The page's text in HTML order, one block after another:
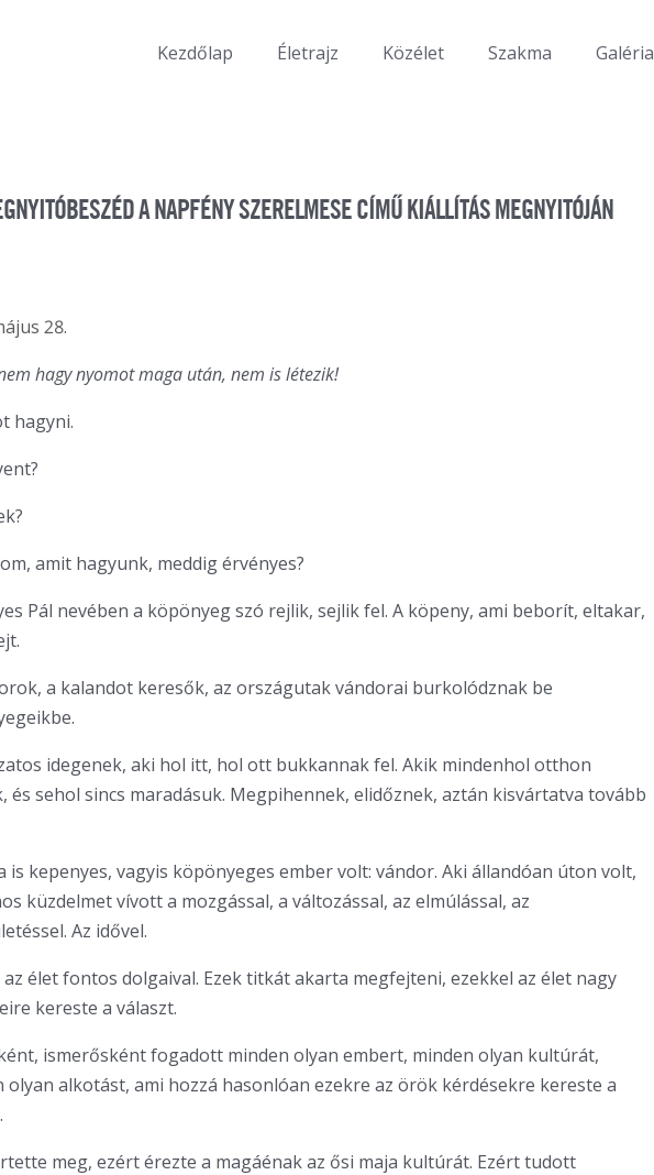
Kezdőlap Életrajz Közélet Szakma Galéria
A NAPFÉNY SZERELMESE CÍMŰ KIÁLLÍTÁS MEGNYITÓJÁN
28.
hagy nyomot maga után, nem is létezik!
hagyni.
amit hagyunk, meddig érvényes?
Pál nevében a köpönyeg szó rejlik, sejlik fel. A köpeny, ami beborít, eltakar,
a kalandot keresők, az országutak vándorai burkolódznak be
idegenek, aki hol itt, hol ott bukkannak fel. Akik mindenhol otthon
és sehol sincs maradásuk. Megpihennek, elidőznek, aztán kisvártatva tovább
is kepenyes, vagyis köpönyeges ember volt: vándor. Aki állandóan úton volt,
küzdelmet vívott a mozgással, a változással, az elmúlással, az
Az idővel.
az élet fontos dolgaival. Ezek titkát akarta megfejteni, ezekkel az élet nagy
kereste a választ.
ismerősként fogadott minden olyan embert, minden olyan kultúrát,
olyan alkotást, ami hozzá hasonlóan ezekre az örök kérdésekre kereste a
meg, ezért érezte a magáénak az ősi maja kultúrát. Ezért tudott